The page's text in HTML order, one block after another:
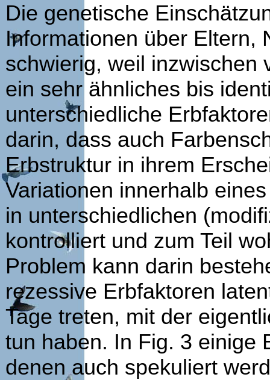
Die genetische
Informationen über Eltern,
schwierig, weil inzwischen
ein sehr ähnliches bis
unterschiedliche
darin, dass auch
Erbstruktur in ihrem
Variationen innerhalb
in unterschiedlichen
kontrolliert und zum Teil
Problem kann darin
rezessive Erbfaktoren
Tage treten, mit der
tun haben. In Fig. 3 einige
denen auch spekuliert